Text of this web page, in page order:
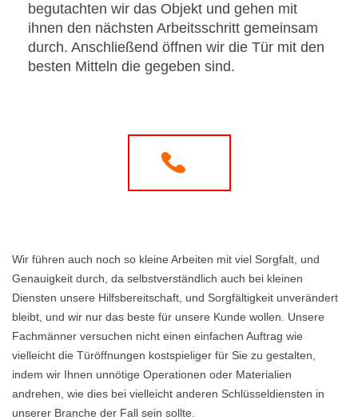
begutachten wir das Objekt und gehen mit
ihnen den nächsten Arbeitsschritt gemeinsam
durch. Anschließend öffnen wir die Tür mit den
besten Mitteln die gegeben sind.
Wir führen auch noch so kleine Arbeiten mit viel Sorgfalt, und
Genauigkeit durch, da selbstverständlich auch bei kleinen
Diensten unsere Hilfsbereitschaft, und Sorgfältigkeit unverändert
bleibt, und wir nur das beste für unsere Kunde wollen. Unsere
Fachmänner versuchen nicht einen einfachen Auftrag wie
vielleicht die Türöffnungen kostspieliger für Sie zu gestalten,
indem wir Ihnen unnötige Operationen oder Materialien
andrehen, wie dies bei vielleicht anderen Schlüsseldiensten in
unserer Branche der Fall sein sollte.